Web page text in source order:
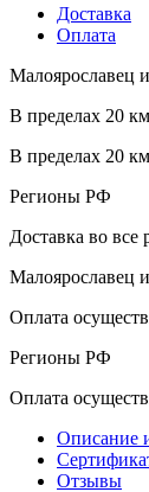
Доставка
Оплата
Малоярославец
В пределах 20
В пределах 20
Регионы РФ
Доставка во
Малоярославец
Оплата
Регионы РФ
Оплата
Описание
Отзывы